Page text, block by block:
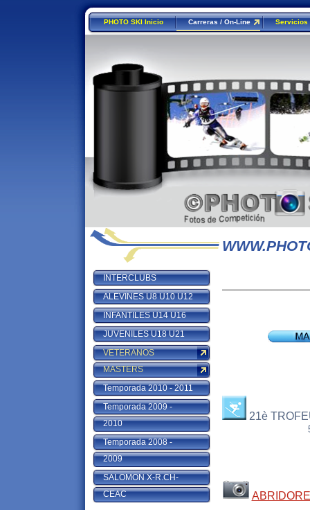
PHOTO SKI Inicio Carreras / On-Line Servicios
INTERCLUBS
ALEVINES U8 U10 U12
INFANTILES U14 U16
JUVENILES U18 U21
VETERANOS
MASTERS
Temporada 2010 - 2011
Temporada 2009 -
2010
Temporada 2008 -
2009
SALOMON X-R.CH-
CEAC
21è
53è